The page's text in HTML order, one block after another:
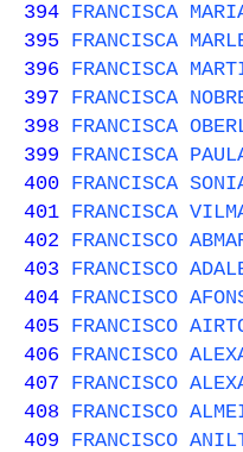
394 FRANCISCA
395 FRANCISCA
396 FRANCISCA
397 FRANCISCA
398 FRANCISCA
399 FRANCISCA
400 FRANCISCA
401 FRANCISCA
402 FRANCISCO
403 FRANCISCO
404 FRANCISCO
405 FRANCISCO
406 FRANCISCO
407 FRANCISCO
408 FRANCISCO
409 FRANCISCO